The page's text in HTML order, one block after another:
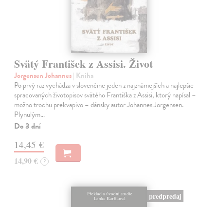
Svätý František z Assisi. Život
Jorgensen Johannes| Kniha
Po prvý raz vychádza v slovenčine jeden z najznámejších a najlepšie
spracovaných životopisov svätého Františka z Assisi, ktorý napísal –
možno trochu prekvapivo – dánsky autor Johannes Jorgensen.
Plynulým…
Do 3 dní
14,45 €
14,90 € ?
predpredaj